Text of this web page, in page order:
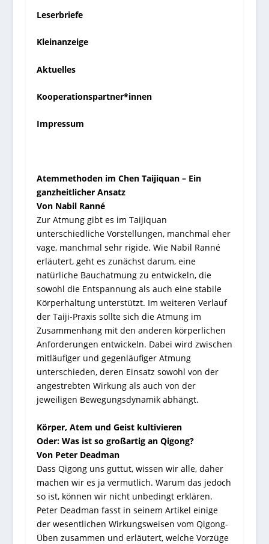
Leserbriefe
Kleinanzeige
Aktuelles
Kooperationspartner*innen
Impressum
Atemmethoden im Chen Taijiquan – Ein
ganzheitlicher Ansatz
Von Nabil Ranné
Zur Atmung gibt es im Taijiquan
unterschiedliche Vorstellungen, manchmal eher
vage, manchmal sehr rigide. Wie Nabil Ranné
erläutert, geht es zunächst darum, eine
natürliche Bauchatmung zu entwickeln, die
sowohl die Entspannung als auch eine stabile
Körperhaltung unterstützt. Im weiteren Verlauf
der Taiji-Praxis sollte sich die Atmung im
Zusammenhang mit den anderen körperlichen
Anforderungen entwickeln. Dabei wird zwischen
mitläufiger und gegenläufiger Atmung
unterschieden, deren Einsatz sowohl von der
angestrebten Wirkung als auch von der
jeweiligen Bewegungsdynamik abhängt.
Körper, Atem und Geist kultivieren
Oder: Was ist so großartig an Qigong?
Von Peter Deadman
Dass Qigong uns guttut, wissen wir alle, daher
machen wir es ja vermutlich. Warum das jedoch
so ist, können wir nicht unbedingt erklären.
Peter Deadman fasst in seinem Artikel einige
der wesentlichen Wirkungsweisen vom Qigong-
Üben zusammen und erläutert, welche Vorzüge